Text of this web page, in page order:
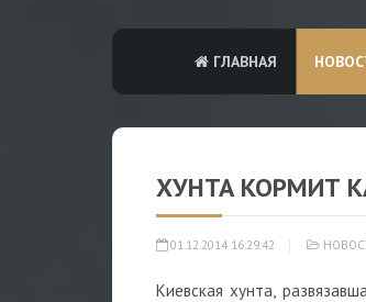
ГЛАВНАЯ
ХУНТА КОРМИТ
01.12.2014 16:29:42
Киевская хунта,